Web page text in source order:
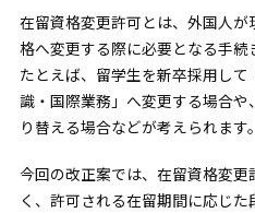
在留資格変更許可とは、外国人
格へ変更する際に必要となる手続
たとえば、留学生を新卒採用し
識・国際業務」へ変更する場合
り替える場合などが考えられます。
今回の改正案では、在留資格変
く、許可される在留期間に応じ